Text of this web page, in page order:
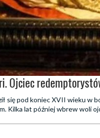
Ojciec
się pod koniec XVII wieku w
Kilka lat później wbrew woli